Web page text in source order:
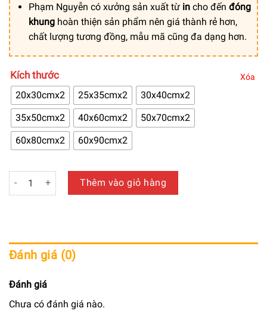
Phạm Nguyễn có xưởng sản xuất từ incho đến đóng
khunghoàn thiện sản phẩm nên giá thành rẻ hơn,
chất lượng tương đồng, mẫu mã cũng đa dạng hơn.
Kích thước
20x30cmx2 25x35cmx2
30x40cmx2
35x50cmx2
40x60cmx2
50x70cmx2
60x80cmx2
60x90cmx2
Xóa
Tranh trang trí canvas chủ đề bình hoa chất lượng loại 1 -
Thêm vào giỏ hàng
Đánh giá (0)
Đánh giá
Chưa có đánh giá nào.